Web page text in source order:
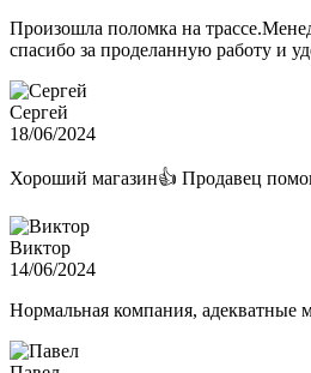
Произошла поломка на
спасибо за проделанную работу и
Сергей
18/06/2024
Хороший магазин👍 Продавец
Виктор
14/06/2024
Нормальная компания, адекватные